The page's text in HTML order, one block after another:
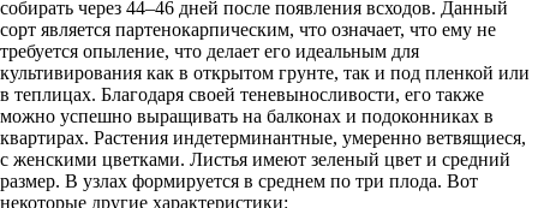
собирать через 44–46 дней после появления всходов. Данный
сорт является партенокарпическим, что означает, что ему не
требуется опыление, что делает его идеальным для
культивирования как в открытом грунте, так и под пленкой или
в теплицах. Благодаря своей теневыносливости, его также
можно успешно выращивать на балконах и подоконниках в
квартирах. Растения индетерминантные, умеренно ветвящиеся,
с женскими цветками. Листья имеют зеленый цвет и средний
размер. В узлах формируется в среднем по три плода. Вот
некоторые другие характеристики: